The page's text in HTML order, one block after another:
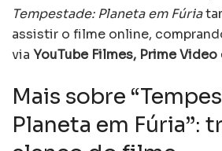
Tempestade: Planeta em Fúria
assistir o filme online,
via YouTube Filmes, Prime Video
Mais sobre
Planeta em Fúria”: